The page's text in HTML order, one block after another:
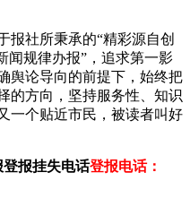
报社所秉承的“精彩源自创
闻规律办报”，追求第一影
舆论导向的前提下，始终把
的方向，坚持服务性、知识
一个贴近市民，被读者叫好
报挂失电话登报电话：